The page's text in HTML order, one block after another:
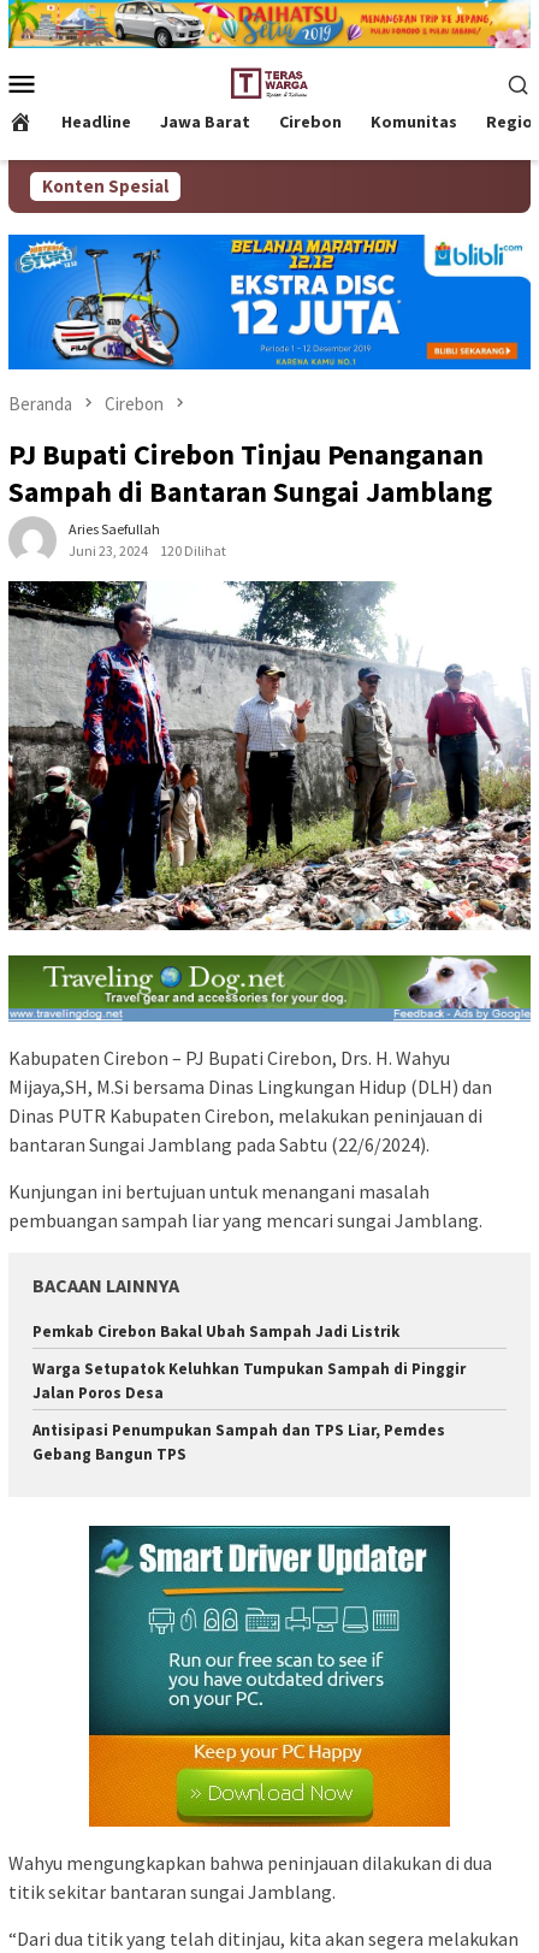
Loncat
ke
Mobile
Headline Jawa Barat Cirebon Komunitas
Konten Spesial
Beranda Cirebon
PJ Bupati Cirebon Tinjau Penanganan
Sampah di Bantaran Sungai Jamblang
Aries Saefullah
Juni 23, 2024
120 Dilihat
Kabupaten Cirebon – PJ Bupati Cirebon, Drs. H. Wahyu
Mijaya,SH, M.Si bersama Dinas Lingkungan Hidup (DLH) dan
Dinas PUTR Kabupaten Cirebon, melakukan peninjauan di
bantaran Sungai Jamblang pada Sabtu (22/6/2024).
Kunjungan ini bertujuan untuk menangani masalah
pembuangan sampah liar yang mencari sungai Jamblang.
BACAAN LAINNYA
Pemkab Cirebon Bakal Ubah Sampah Jadi Listrik
Warga Setupatok Keluhkan Tumpukan Sampah di Pinggir
Jalan Poros Desa
Antisipasi Penumpukan Sampah dan TPS Liar, Pemdes
Gebang Bangun TPS
Wahyu mengungkapkan bahwa peninjauan dilakukan di dua
titik sekitar bantaran sungai Jamblang.
“Dari dua titik yang telah ditinjau, kita akan segera melakukan